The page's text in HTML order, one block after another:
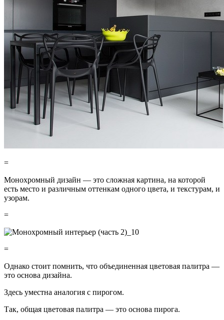
=
Монохромный дизайн — это сложная картина, на которой
есть место и различным оттенкам одного цвета, и текстурам, и
узорам.
=
=
Однако стоит помнить, что объединенная цветовая палитра —
это основа дизайна.
Здесь уместна аналогия с пирогом.
Так, общая цветовая палитра — это основа пирога.